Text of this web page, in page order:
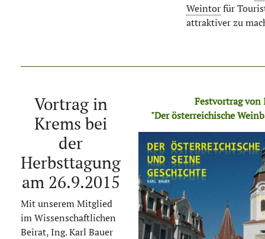
Weintorfür
attraktiver zu
Vortrag in
Krems bei
der
Herbsttagung
am 26.9.2015
Mit unserem Mitglied
im Wissenschaftlichen
Beirat, Ing. Karl Bauer
Festvortrag von
"Der österreichische